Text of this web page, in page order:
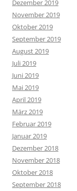
Dezember 2019
November 2019
Oktober 2019
September 2019
August 2019
Juli 2019
Juni 2019
Mai 2019
April 2019
März 2019
Februar 2019
Januar 2019
Dezember 2018
November 2018
Oktober 2018
September 2018